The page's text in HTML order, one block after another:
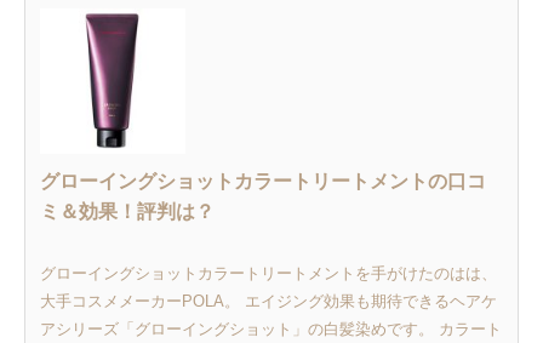
グローイングショットカラートリートメントの口コ
ミ＆効果！評判は？
グローイングショットカラートリートメントを手がけたのはは、
大手コスメメーカーPOLA。 エイジング効果も期待できるヘアケ
アシリーズ「グローイングショット」の白髪染めです。 カラート